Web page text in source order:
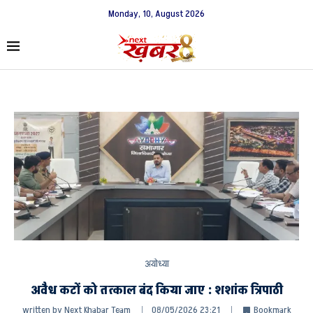
Monday, 10, August 2026
अयोध्या
अवैध कटों को तत्काल बंद किया जाए : शशांक त्रिपाठी
written byNext Khabar Team 08/05/2026 23:21
Bookmark